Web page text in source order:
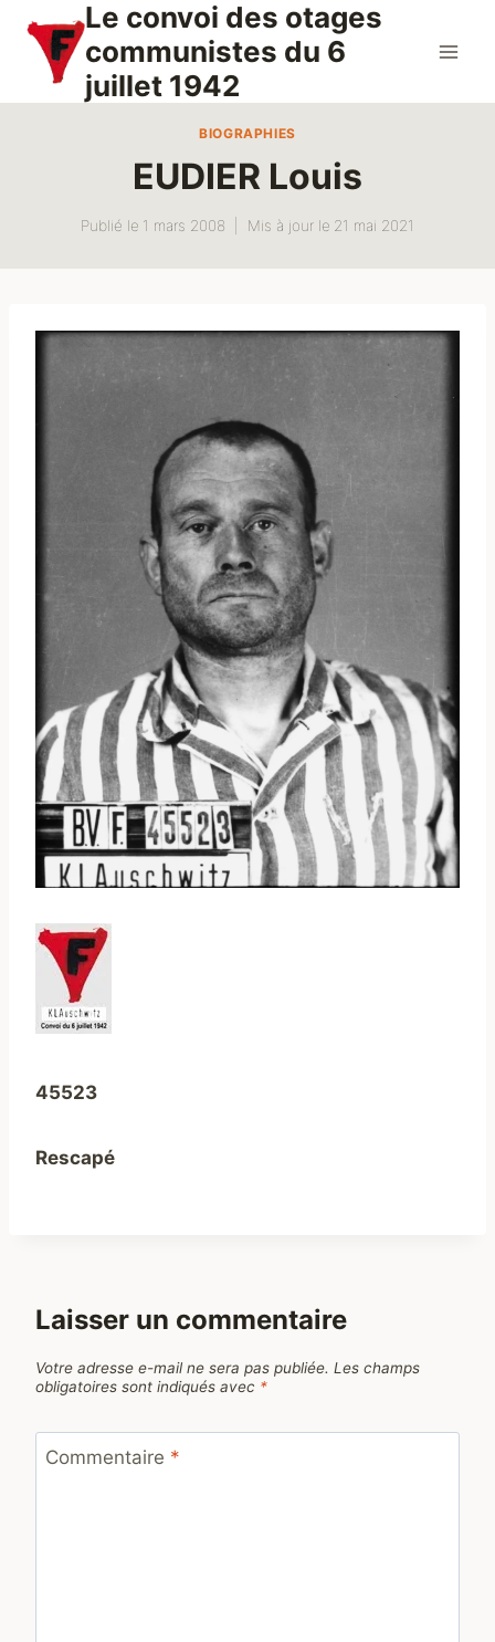
contenu
Le convoi des otages
communistes du 6
juillet 1942
BIOGRAPHIES
EUDIER Louis
Publié le 1 mars 2008 Mis à jour le 21 mai 2021
45523
Rescapé
Laisser un commentaire
Votre adresse e-mail ne sera pas publiée. Les champs
obligatoires sont indiqués avec *
Commentaire *